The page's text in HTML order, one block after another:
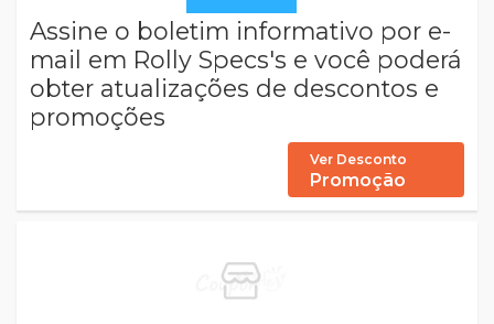
Assine o boletim informativo por e-
mail em Rolly Specs's e você poderá
obter atualizações de descontos e
promoções
Ver Desconto
Promoção